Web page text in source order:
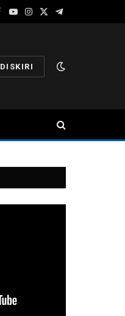
YouTube
Instagram
X
Telegram